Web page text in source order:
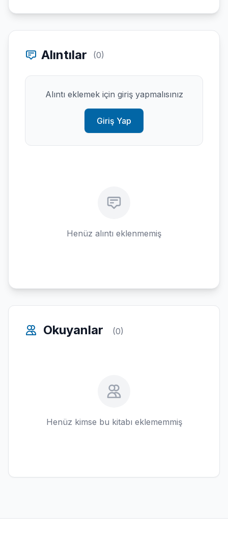
Alıntılar (0)
Alıntı eklemek için giriş yapmalısınız
Giriş Yap
Henüz alıntı eklenmemiş
Okuyanlar (0)
Henüz kimse bu kitabı eklememmiş